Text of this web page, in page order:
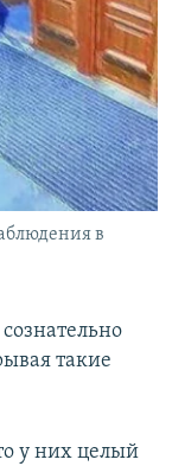
в
такие
у них целый